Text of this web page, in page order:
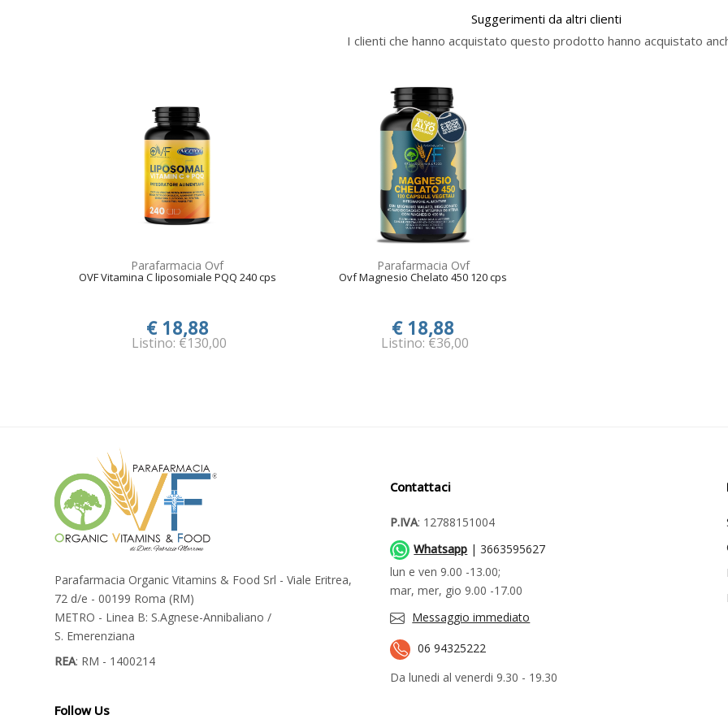
Suggerimenti da altri clienti
I clienti che hanno acquistato questo prodotto hanno acquistato
Parafarmacia Ovf
OVF Vitamina C liposomiale PQQ 240 cps
€ 18,88
Listino: €130,00
Parafarmacia Ovf
Ovf Magnesio Chelato 450 120 cps
€ 18,88
Listino: €36,00
Parafarmacia Organic Vitamins & Food Srl - Viale Eritrea,
72 d/e - 00199 Roma (RM)
METRO - Linea B: S.Agnese-Annibaliano /
S. Emerenziana
REA: RM - 1400214
Contattaci
P.IVA: 12788151004
Whatsapp | 3663595627
lun e ven 9.00 -13.00;
mar, mer, gio 9.00 -17.00
Messaggio immediato
06 94325222
Da lunedi al venerdi 9.30 - 19.30
Follow Us